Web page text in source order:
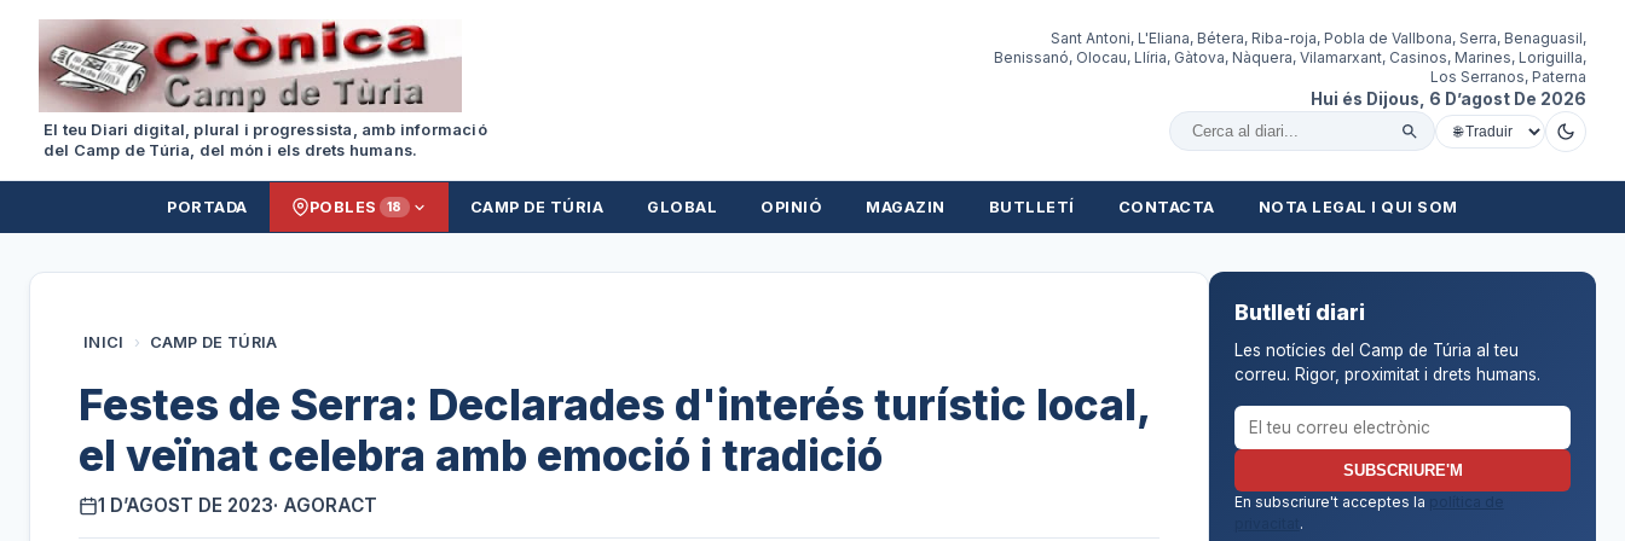
El teu Diari digital, plural i progressista, amb informació
del Camp de Túria, del món i els drets humans.
Sant Antoni, L'Eliana, Bétera, Riba-roja, Pobla de Vallbona, Serra, Benaguasil,
Benissanó, Olocau, Llíria, Gàtova, Nàquera, Vilamarxant, Casinos, Marines, Loriguilla,
Los Serranos, Paterna
Hui és Dijous, 6 D’agost De 2026
Cercar al diari
PORTADA POBLES 18 CAMP DE TÚRIA GLOBAL OPINIÓ MAGAZIN BUTLLETÍ CONTACTA NOTA LEGAL I QUI SOM
INICI › CAMP DE TÚRIA
Festes de Serra: Declarades d'interés turístic local,
el veïnat celebra amb emoció i tradició
1 D’AGOST DE 2023· AGORACT
Butlletí diari
Les notícies del Camp de Túria al teu
correu. Rigor, proximitat i drets humans.
Correu electrònic per al butlletí
SUBSCRIURE'M
En subscriure't acceptes la
política de
.